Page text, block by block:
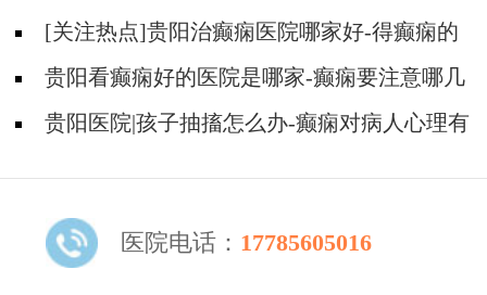
怎么才能不焦虑压抑？
[关注热点]贵阳治癫痫医院哪家好-得癫痫的
人能喝酒吗？
贵阳看癫痫好的医院是哪家-癫痫要注意哪几
个方面的护理？
贵阳医院|孩子抽搐怎么办-癫痫对病人心理有
医院电话： 17785605016